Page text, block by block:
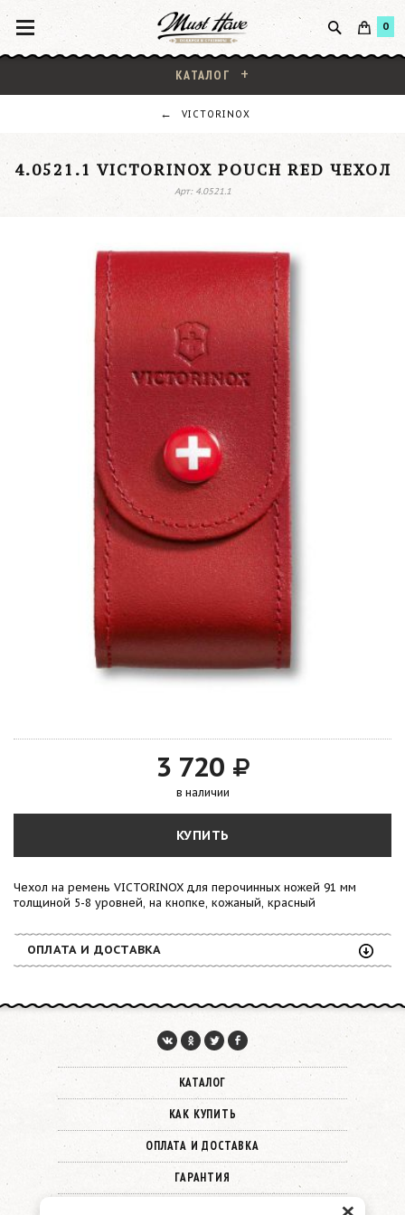
0
КАТАЛОГ
VICTORINOX
4.0521.1 VICTORINOX POUCH RED ЧЕХОЛ
Арт: 4.0521.1
3 720
в наличии
КУПИТЬ
Чехол на ремень VICTORINOX для перочинных ножей 91 мм
толщиной 5-8 уровней, на кнопке, кожаный, красный
ОПЛАТА И ДОСТАВКА
КАТАЛОГ
КАК КУПИТЬ
ОПЛАТА И ДОСТАВКА
ГАРАНТИЯ